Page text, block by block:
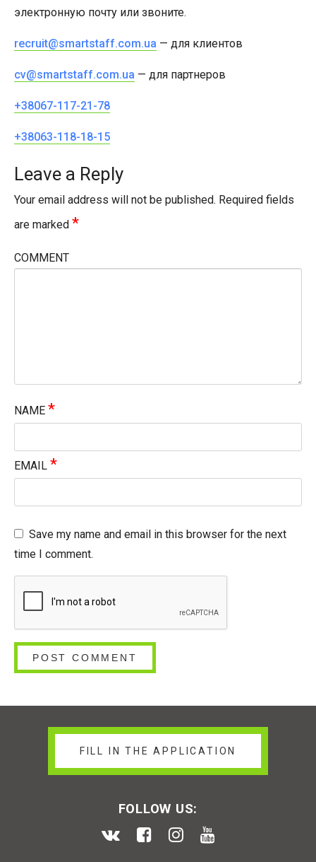
электронную почту или звоните.
recruit@smartstaff.com.ua — для клиентов
cv@smartstaff.com.ua — для партнеров
+38067-117-21-78
+38063-118-18-15
Leave a Reply
Your email address will not be published. Required fields
are marked *
COMMENT
NAME *
EMAIL *
Save my name and email in this browser for the next
time I comment.
FILL IN THE APPLICATION
FOLLOW US: